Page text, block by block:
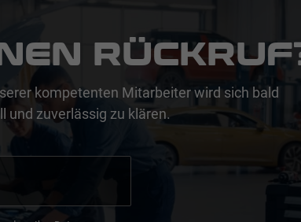
kompetenten Mitarbeiter wird sich bald
und zuverlässig zu klären.